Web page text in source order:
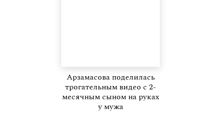
Арзамасова поделилась
трогательным видео с 2-
месячным сыном на руках
у мужа